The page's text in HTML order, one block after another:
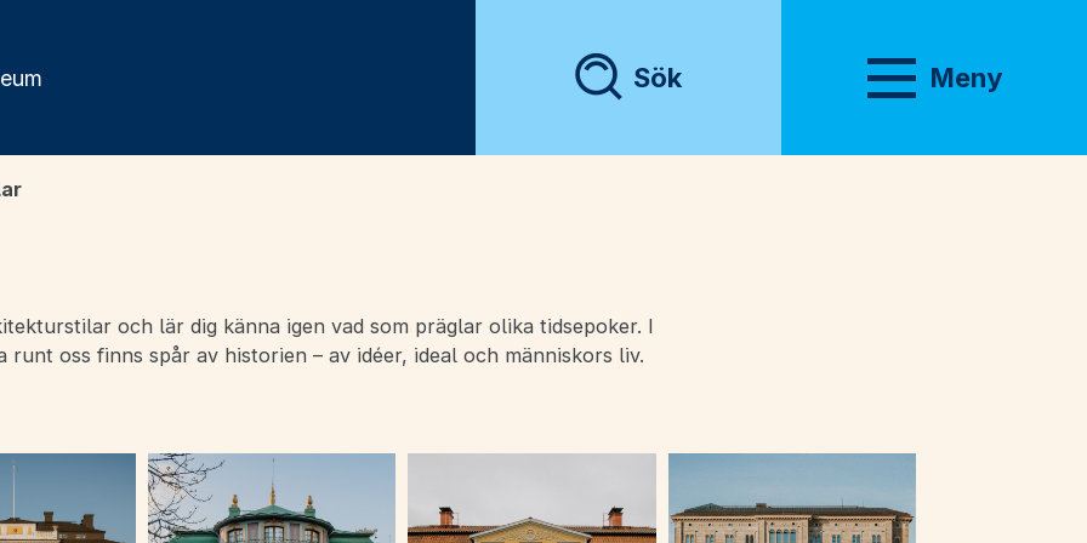
Sök Meny
Visa meny
och lär dig känna igen vad som präglar olika tidsepoker. I
runt oss finns spår av historien – av idéer, ideal och människors liv.